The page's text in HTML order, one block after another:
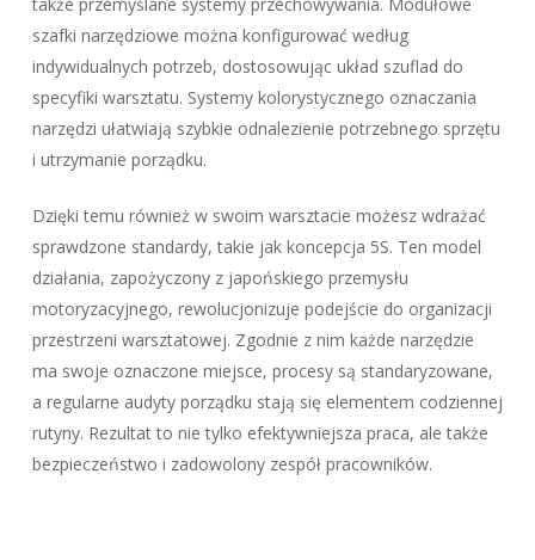
szafki narzędziowe można konfigurować według
indywidualnych potrzeb, dostosowując układ szuflad do
specyfiki warsztatu. Systemy kolorystycznego oznaczania
narzędzi ułatwiają szybkie odnalezienie potrzebnego sprzętu
i utrzymanie porządku.
Dzięki temu również w swoim warsztacie możesz wdrażać
sprawdzone standardy, takie jak koncepcja 5S. Ten model
działania, zapożyczony z japońskiego przemysłu
motoryzacyjnego, rewolucjonizuje podejście do organizacji
przestrzeni warsztatowej. Zgodnie z nim każde narzędzie
ma swoje oznaczone miejsce, procesy są standaryzowane,
a regularne audyty porządku stają się elementem codziennej
rutyny. Rezultat to nie tylko efektywniejsza praca, ale także
bezpieczeństwo i zadowolony zespół pracowników.